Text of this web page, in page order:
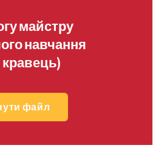
майстру
навчання
файл